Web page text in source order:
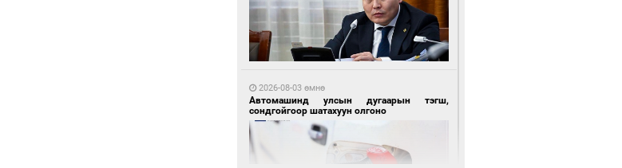
1 өдрийн өмнө өмнө
Монгол Улсын волейболын шигшээ баг
өнөөдөр Хятадын эсрэг тоглоно
2026-08-03 өмнө
Автомашинд улсын дугаарын тэгш,
сондгойгоор шатахуун олгоно